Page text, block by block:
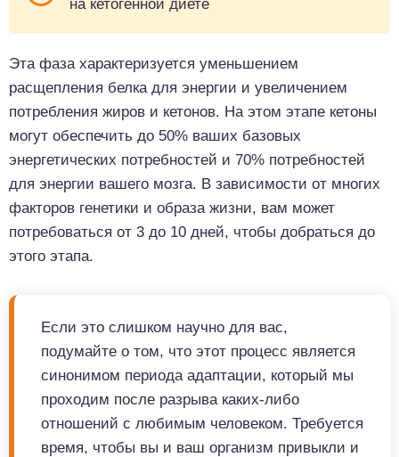
на кетогенной диете
Эта фаза характеризуется уменьшением
расщепления белка для энергии и увеличением
потребления жиров и кетонов. На этом этапе кетоны
могут обеспечить до 50% ваших базовых
энергетических потребностей и 70% потребностей
для энергии вашего мозга. В зависимости от многих
факторов генетики и образа жизни, вам может
потребоваться от 3 до 10 дней, чтобы добраться до
этого этапа.
Если это слишком научно для вас,
подумайте о том, что этот процесс является
синонимом периода адаптации, который мы
проходим после разрыва каких-либо
отношений с любимым человеком. Требуется
время, чтобы вы и ваш организм привыкли и